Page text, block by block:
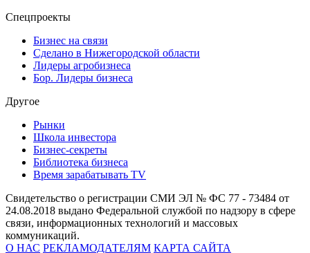
Спецпроекты
Бизнес на связи
Сделано в Нижегородской области
Лидеры агробизнеса
Бор. Лидеры бизнеса
Другое
Рынки
Школа инвестора
Бизнес-секреты
Библиотека бизнеса
Время зарабатывать TV
Свидетельство о регистрации СМИ ЭЛ № ФС 77 - 73484 от
24.08.2018 выдано Федеральной службой по надзору в сфере
связи, информационных технологий и массовых
коммуникаций.
О НАС РЕКЛАМОДАТЕЛЯМ КАРТА САЙТА